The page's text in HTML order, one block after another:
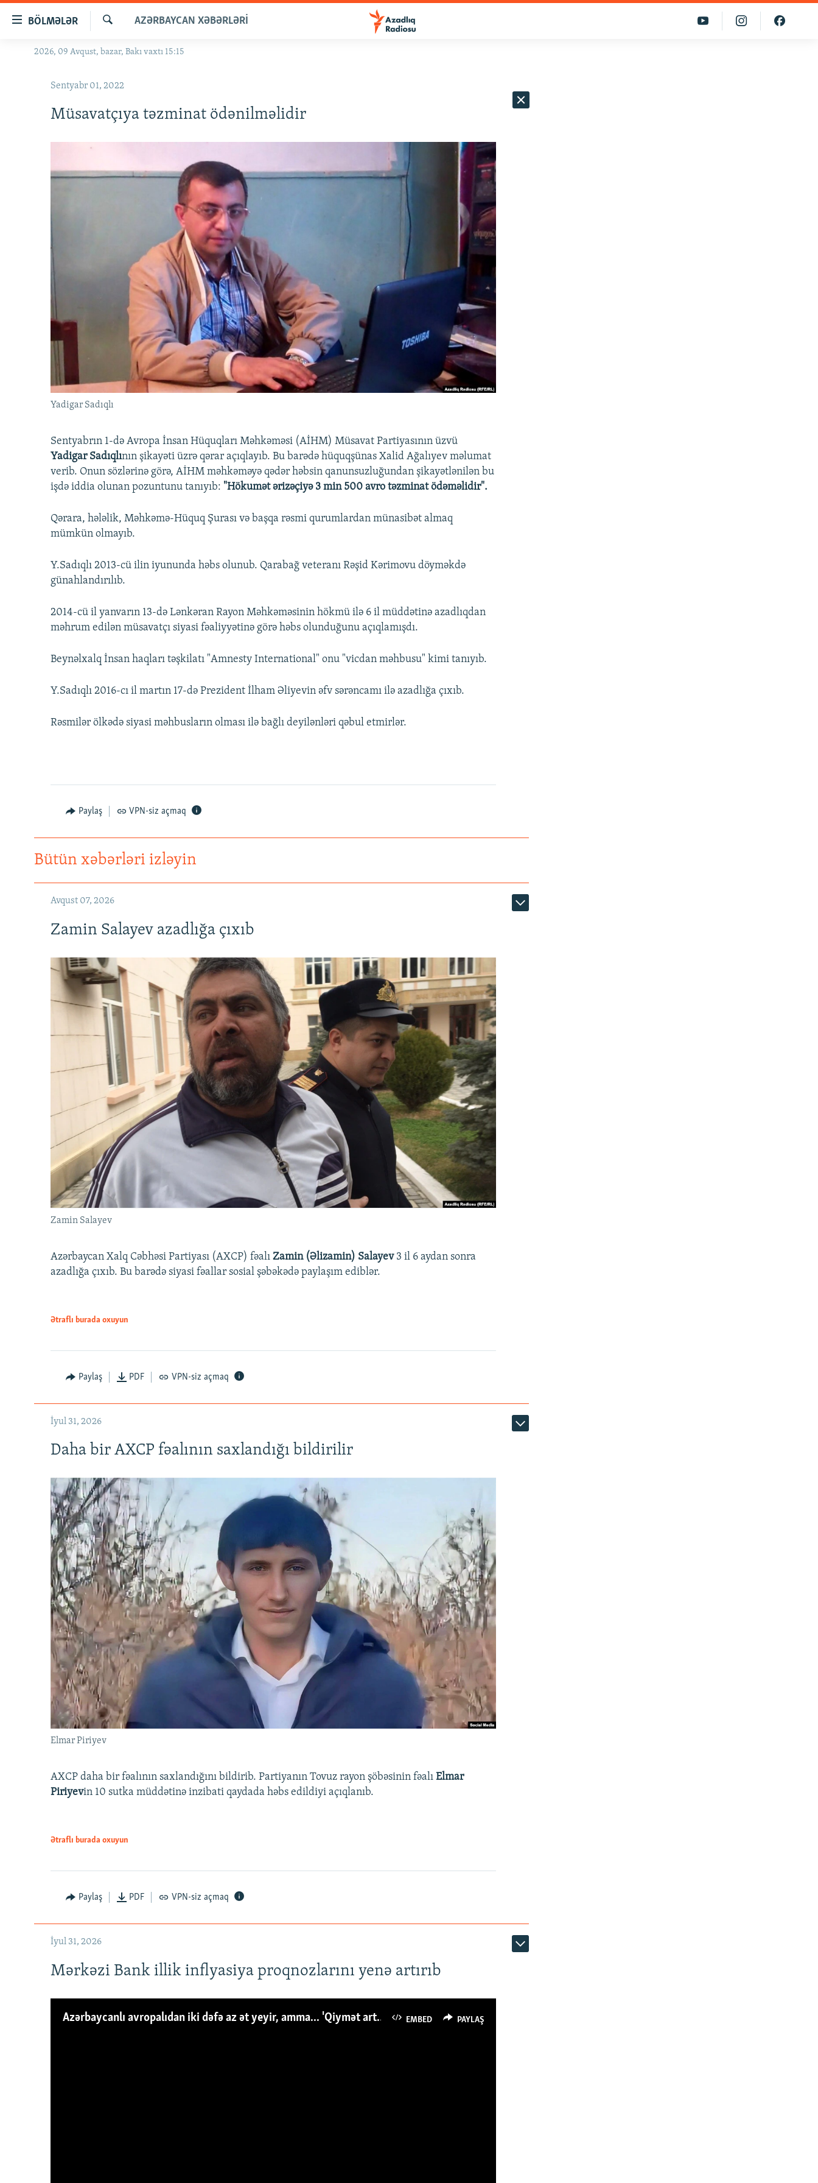
naviqasiyaya
BÖLMƏLƏR
GÜNDƏM
#ƏSLINDƏ
FƏRQƏ BAX
KARIKATURA
AZƏRBAYCAN ƏDƏBIYYATI KITABXANASI
İSLAM VƏ DEMOKRATIYA
İZ - MƏDƏNIYYƏT PROQRAMI
HAQQIMIZDA
PEŞƏ ETIKASI VƏ JURNALISTIKA
MATERIALLARIMIZDAN ISTIFADƏ
AZADLIQRADIOSU MOBIL TELEFONUNUZDA
Axtar
AZƏRBAYCAN XƏBƏRLƏRI
2026, 09 Avqust, bazar, Bakı vaxtı 15:15
Sentyabr 01, 2022
Müsavatçıya təzminat ödənilməlidir
Yadigar Sadıqlı
Sentyabrın 1-də Avropa İnsan Hüquqları Məhkəməsi (AİHM) Müsavat Partiyasının üzvü
Yadigar Sadıqlının şikayəti üzrə qərar açıqlayıb. Bu barədə hüquqşünas Xalid Ağalıyev məlumat
verib. Onun sözlərinə görə, AİHM məhkəməyə qədər həbsin qanunsuzluğundan şikayətlənilən bu
işdə iddia olunan pozuntunu tanıyıb: "Hökumət ərizəçiyə 3 min 500 avro təzminat ödəməlidir".
Qərara, hələlik, Məhkəmə-Hüquq Şurası və başqa rəsmi qurumlardan münasibət almaq
mümkün olmayıb.
Y.Sadıqlı 2013-cü ilin iyununda həbs olunub. Qarabağ veteranı Rəşid Kərimovu döyməkdə
günahlandırılıb.
2014-cü il yanvarın 13-də Lənkəran Rayon Məhkəməsinin hökmü ilə 6 il müddətinə azadlıqdan
məhrum edilən müsavatçı siyasi fəaliyyətinə görə həbs olunduğunu açıqlamışdı.
Beynəlxalq İnsan haqları təşkilatı "Amnesty International" onu "vicdan məhbusu" kimi tanıyıb.
Y.Sadıqlı 2016-cı il martın 17-də Prezident İlham Əliyevin əfv sərəncamı ilə azadlığa çıxıb.
Rəsmilər ölkədə siyasi məhbusların olması ilə bağlı deyilənləri qəbul etmirlər.
Paylaş VPN-siz açmaq
Bütün xəbərləri izləyin
Avqust 07, 2026
Zamin Salayev azadlığa çıxıb
Zamin Salayev
Azərbaycan Xalq Cəbhəsi Partiyası (AXCP) fəalı Zamin (Əlizamin) Salayev 3 il 6 aydan sonra
azadlığa çıxıb. Bu barədə siyasi fəallar sosial şəbəkədə paylaşım ediblər.
Ətraflı burada oxuyun
Paylaş PDF VPN-siz açmaq
İyul 31, 2026
Daha bir AXCP fəalının saxlandığı bildirilir
Elmar Piriyev
AXCP daha bir fəalının saxlandığını bildirib. Partiyanın Tovuz rayon şöbəsinin fəalı Elmar
Piriyevin 10 sutka müddətinə inzibati qaydada həbs edildiyi açıqlanıb.
Ətraflı burada oxuyun
Paylaş PDF VPN-siz açmaq
İyul 31, 2026
Mərkəzi Bank illik inflyasiya proqnozlarını yenə artırıb
EMBED PAYLAŞ
Azərbaycanlı avropalıdan iki dəfə az ət yeyir, amma... 'Qiymət artımı qaçılmazdır'